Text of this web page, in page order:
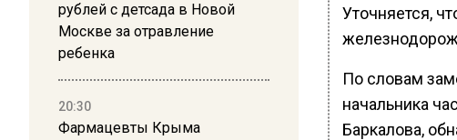
рублей с детсада в Новой
Москве за отравление
ребенка
20:30
Фармацевты Крыма
Уточняется,
По словам
начальника
Баркалова,